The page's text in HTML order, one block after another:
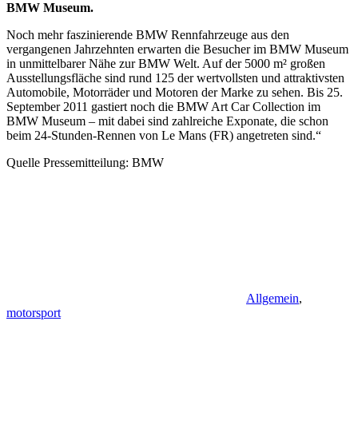
BMW Museum.
Noch mehr faszinierende BMW Rennfahrzeuge aus den
vergangenen Jahrzehnten erwarten die Besucher im BMW Museum
in unmittelbarer Nähe zur BMW Welt. Auf der 5000 m² großen
Ausstellungsfläche sind rund 125 der wertvollsten und attraktivsten
Automobile, Motorräder und Motoren der Marke zu sehen. Bis 25.
September 2011 gastiert noch die BMW Art Car Collection im
BMW Museum – mit dabei sind zahlreiche Exponate, die schon
beim 24-Stunden-Rennen von Le Mans (FR) angetreten sind.“
Quelle Pressemitteilung: BMW
Allgemein,
motorsport